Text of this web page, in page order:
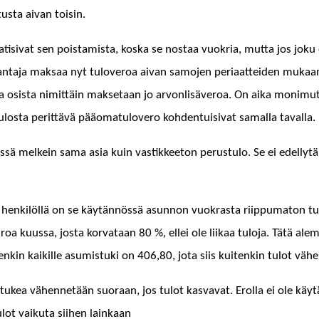
aivan toisin.
sen pois­tamista, kos­ka se nos­taa vuokria, mut­ta jos
mak­saa nyt tuloveroa aivan samo­jen peri­aat­tei­den
nimit­täin mak­se­taan jo arvon­lisäveroa. On aika
perit­tävä pääo­mat­ulovero kohden­tu­isi­vat samal­la taval­la.
melkein sama asia kuin vastik­kee­ton perus­tu­lo. Se ei
on se käytän­nössä asun­non vuokras­ta riip­puma­ton
kuus­sa, jos­ta kor­vataan 80 %, ellei ole liikaa tulo­ja. Tätä
kaikille asum­is­tu­ki on 406,80, jota siis kuitenkin tulot
vähen­netään suo­raan, jos tulot kas­va­vat. Erol­la ei ole
vaiku­ta siihen lainkaan